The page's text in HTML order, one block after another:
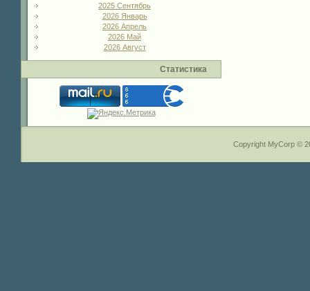
2025 Сентябрь
2026 Январь
2026 Апрель
2026 Май
2026 Август
Статистика
Copyright MyCorp ©